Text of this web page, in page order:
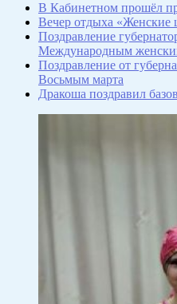
В Кабинетном прошёл
Вечер отдыха «Женские
Поздравление
Международным
Поздравление от
Восьмым марта
Дракоша поздравил